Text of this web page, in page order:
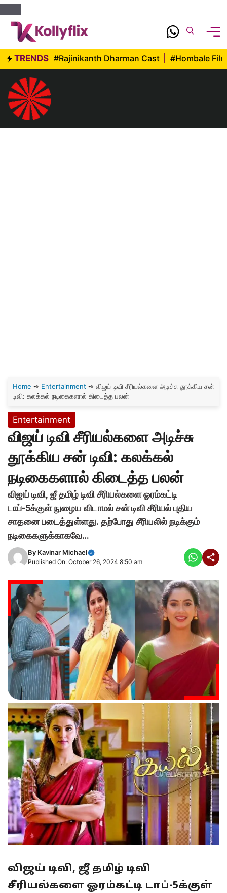
Skip
content
TRENDS #Rajinikanth Dharman Cast #Hombale
Home ➺ Entertainment ➺ விஜய் டிவி சீரியல்களை அடிச்சு தூக்கிய சன்
டிவி: கலக்கல் நடிகைகளால் கிடைத்த பலன்
Entertainment
விஜய் டிவி சீரியல்களை அடிச்சு
தூக்கிய சன் டிவி: கலக்கல்
நடிகைகளால் கிடைத்த பலன்
விஜய் டிவி, ஜீ தமிழ் டிவி சீரியல்களை ஓரம்கட்டி
டாப்-5க்குள் நுழைய விடாமல் சன் டிவி சீரியல் புதிய
சாதனை படைத்துள்ளது. தற்போது சீரியலில் நடிக்கும்
நடிகைகளுக்காகவே…
By Kavinar Michael
Published On: October 26, 2024 8:50 am
விஜய் டிவி, ஜீ தமிழ் டிவி
சீரியல்களை ஓரம்கட்டி டாப்-5க்குள்